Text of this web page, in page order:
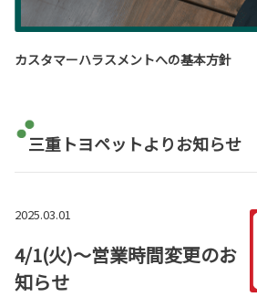
カスタマーハラスメントへの基本方針
三重トヨペットよりお知らせ
2025.03.01
4/1(火)～営業時間変更のお
知らせ